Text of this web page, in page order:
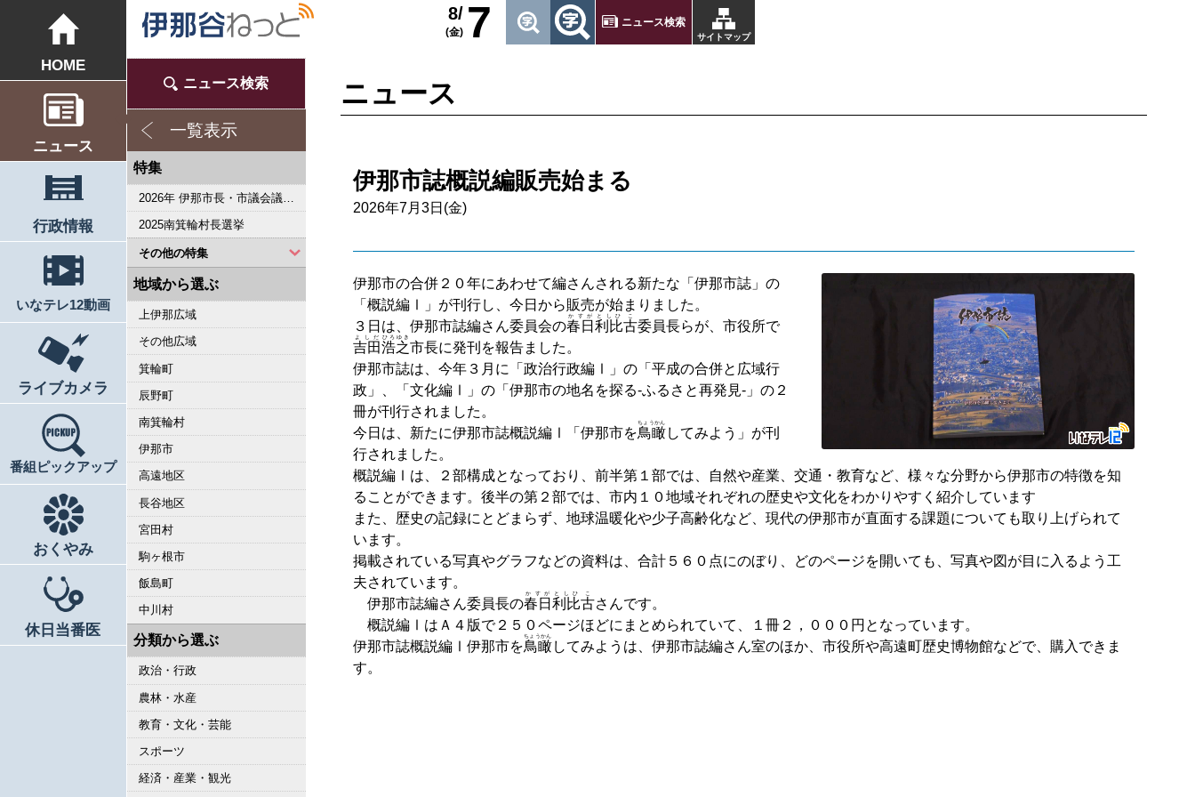
サイトマップ
ニュース検索
7
8/
(金)
HOME
ニュース
行政情報
いなテレ12動画
ライブカメラ
番組ピックアップ
おくやみ
休日当番医
ニュース検索
一覧表示
特集
2026年 伊那市長・市議会議員選挙
2025南箕輪村長選挙
その他の特集
2023県議会議員選挙
2023箕輪町議選・南箕輪村議選
2022箕輪町長選挙
2022伊那市長選挙・伊那市議会議員選挙
2021南箕輪村長選・村議補欠選挙
2019箕輪町議選・南箕輪村議選
2019県議会議員選挙
2018伊那市長選・市議選
桜シリーズ2018
桜シリーズ2017
2015県議会議員選挙
2014箕輪町長選挙
東日本大震災から４年 ３．１１の今
2014伊那市長選・市議選
南アルプス国立公園指定５０周年記念特集
桜シリーズ2014
カメラリポート
東日本大震災から３年 ３．１１の今
上伊那 医師不足問題
新ごみ中間処理施設
伊那市長・市議選
朝の学舎
記者室
伊那谷1年365人
輝く経営者～その後
花ロマン
伝承 上伊那の50年
伝承 上伊那経済の牽引者たち
シリーズ 上伊那経済時事対談
人・森・農… 新しい地域社会をめざして
駒ヶ根市長選挙
2007年 県議会議員選挙
権兵衛トンネル開通1周年
豪雨被害
南大東島―伊那 1000キロを越える交流
新伊那市誕生へ
伊那谷 耐震強度偽装問題
2005年衆院選
その他
地域から選ぶ
上伊那広域
その他広域
箕輪町
辰野町
南箕輪村
伊那市
高遠地区
長谷地区
宮田村
駒ヶ根市
飯島町
中川村
分類から選ぶ
政治・行政
農林・水産
教育・文化・芸能
スポーツ
経済・産業・観光
ニュース
伊那市誌概説編販売始まる
2026年7月3日(金)
伊那市の合併２０年にあわせて編さんされる新たな「伊那市誌」の
「概説編Ⅰ」が刊行し、今日から販売が始まりました。
３日は、伊那市誌編さん委員会の春日
かすが
利比
としひ
古
こ
委員長らが、市役所で
吉田
よしだ
浩之
ひろゆき
市長に発刊を報告ました。
伊那市誌は、今年３月に「政治行政編Ⅰ」の「平成の合併と広域行
政」、「文化編Ⅰ」の「伊那市の地名を探る-ふるさと再発見-」の２
冊が刊行されました。
今日は、新たに伊那市誌概説編Ⅰ「伊那市を鳥瞰
ちょうかん
してみよう」が刊
行されました。
概説編Ⅰは、２部構成となっており、前半第１部では、自然や産業、交通・教育など、様々な分野から伊那市の特徴を知
ることができます。後半の第２部では、市内１０地域それぞれの歴史や文化をわかりやすく紹介しています
また、歴史の記録にとどまらず、地球温暖化や少子高齢化など、現代の伊那市が直面する課題についても取り上げられて
います。
掲載されている写真やグラフなどの資料は、合計５６０点にのぼり、どのページを開いても、写真や図が目に入るよう工
夫されています。
伊那市誌編さん委員長の春日
かすが
利比
としひ
古
こ
さんです。
概説編ⅠはＡ４版で２５０ページほどにまとめられていて、１冊２，０００円となっています。
伊那市誌概説編Ⅰ伊那市を鳥瞰
ちょうかん
してみようは、伊那市誌編さん室のほか、市役所や高遠町歴史博物館などで、購入できま
す。